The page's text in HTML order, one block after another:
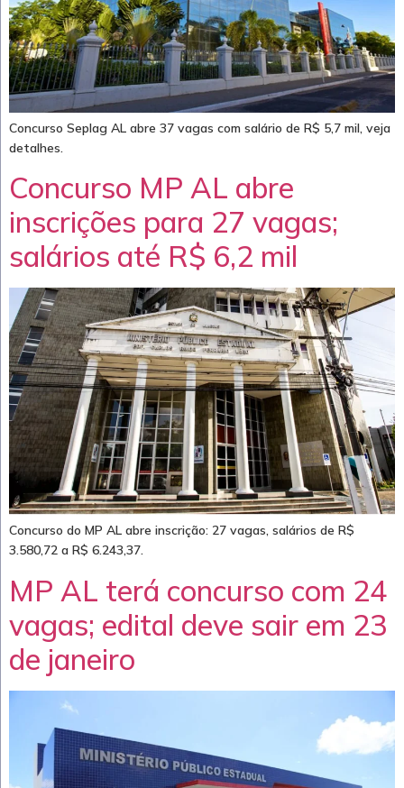
Concurso Seplag AL abre 37 vagas com salário de R$ 5,7 mil, veja
detalhes.
Concurso MP AL abre
inscrições para 27 vagas;
salários até R$ 6,2 mil
Concurso do MP AL abre inscrição: 27 vagas, salários de R$
3.580,72 a R$ 6.243,37.
MP AL terá concurso com 24
vagas; edital deve sair em 23
de janeiro